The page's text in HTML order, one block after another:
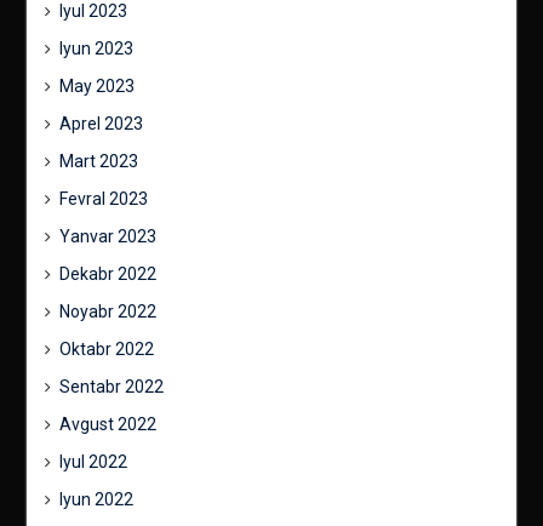
Iyul 2023
Iyun 2023
May 2023
Aprel 2023
Mart 2023
Fevral 2023
Yanvar 2023
Dekabr 2022
Noyabr 2022
Oktabr 2022
Sentabr 2022
Avgust 2022
Iyul 2022
Iyun 2022